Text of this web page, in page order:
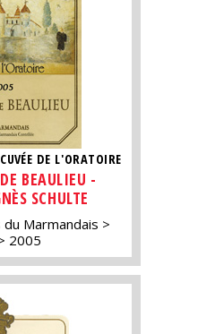
DE L'ORATOIRE
BEAULIEU -
SCHULTE
Marmandais
2005